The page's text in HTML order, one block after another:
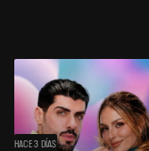
HACE 3 DÍAS